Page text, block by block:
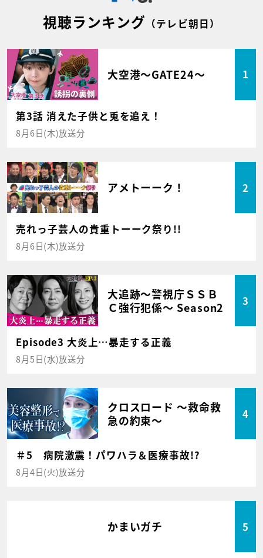
視聴ランキング （テレビ朝日）
大空港～GATE24～ 1
第3話 消えた子供と兎を追え！
8月6日(木)放送分
アメトーーク！ 2
売れっ子芸人の貴重トーーク祭り!!
8月6日(木)放送分
大追跡～警視庁ＳＳＢ
Ｃ強行犯係～ Season2
3
Episode3 大炎上…暴走する正義
8月5日(水)放送分
クロスロード ～救命救
急の約束～
4
＃5 病院激震！パワハラ＆医療事故!?
8月4日(火)放送分
かまいガチ 5